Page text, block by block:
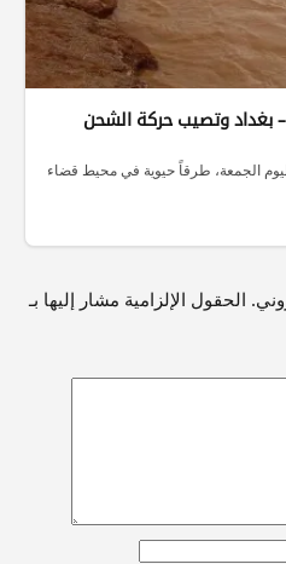
بغداد وتصيب حركة الشحن
الجمعة، طرقاً حيوية في محيط قضاء
الحقول الإلزامية مشار إليها بـ